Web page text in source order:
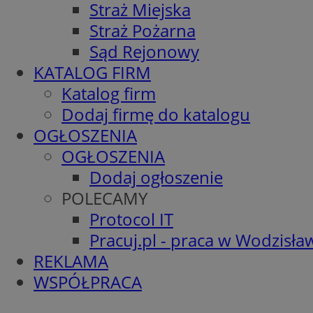
Straż Miejska
Straż Pożarna
Sąd Rejonowy
KATALOG FIRM
Katalog firm
Dodaj firmę do katalogu
OGŁOSZENIA
OGŁOSZENIA
Dodaj ogłoszenie
POLECAMY
Protocol IT
Pracuj.pl - praca w
REKLAMA
WSPÓŁPRACA